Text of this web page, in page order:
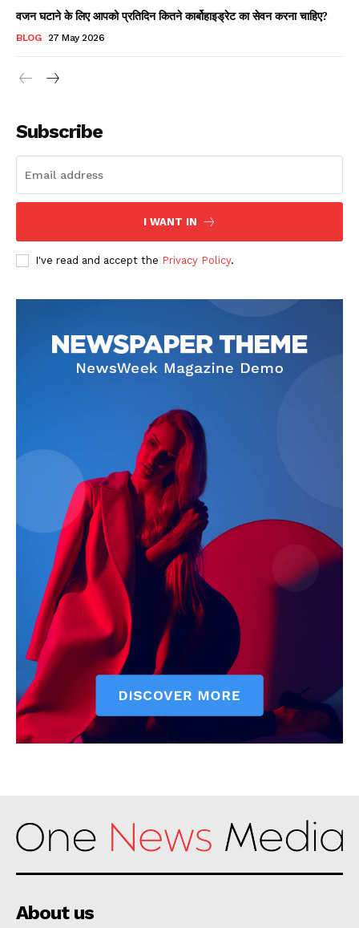
वजन घटाने के लिए आपको प्रतिदिन कितने कार्बोहाइड्रेट का सेवन करना चाहिए?
BLOG 27 May 2026
Subscribe
I WANT IN
I've read and accept the Privacy Policy.
About us